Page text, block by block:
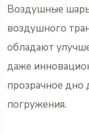
Воздушные
воздушного
обладают
даже
прозрачное дно
погружения.